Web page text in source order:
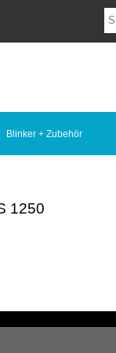
Blinker + Zubehör
1250